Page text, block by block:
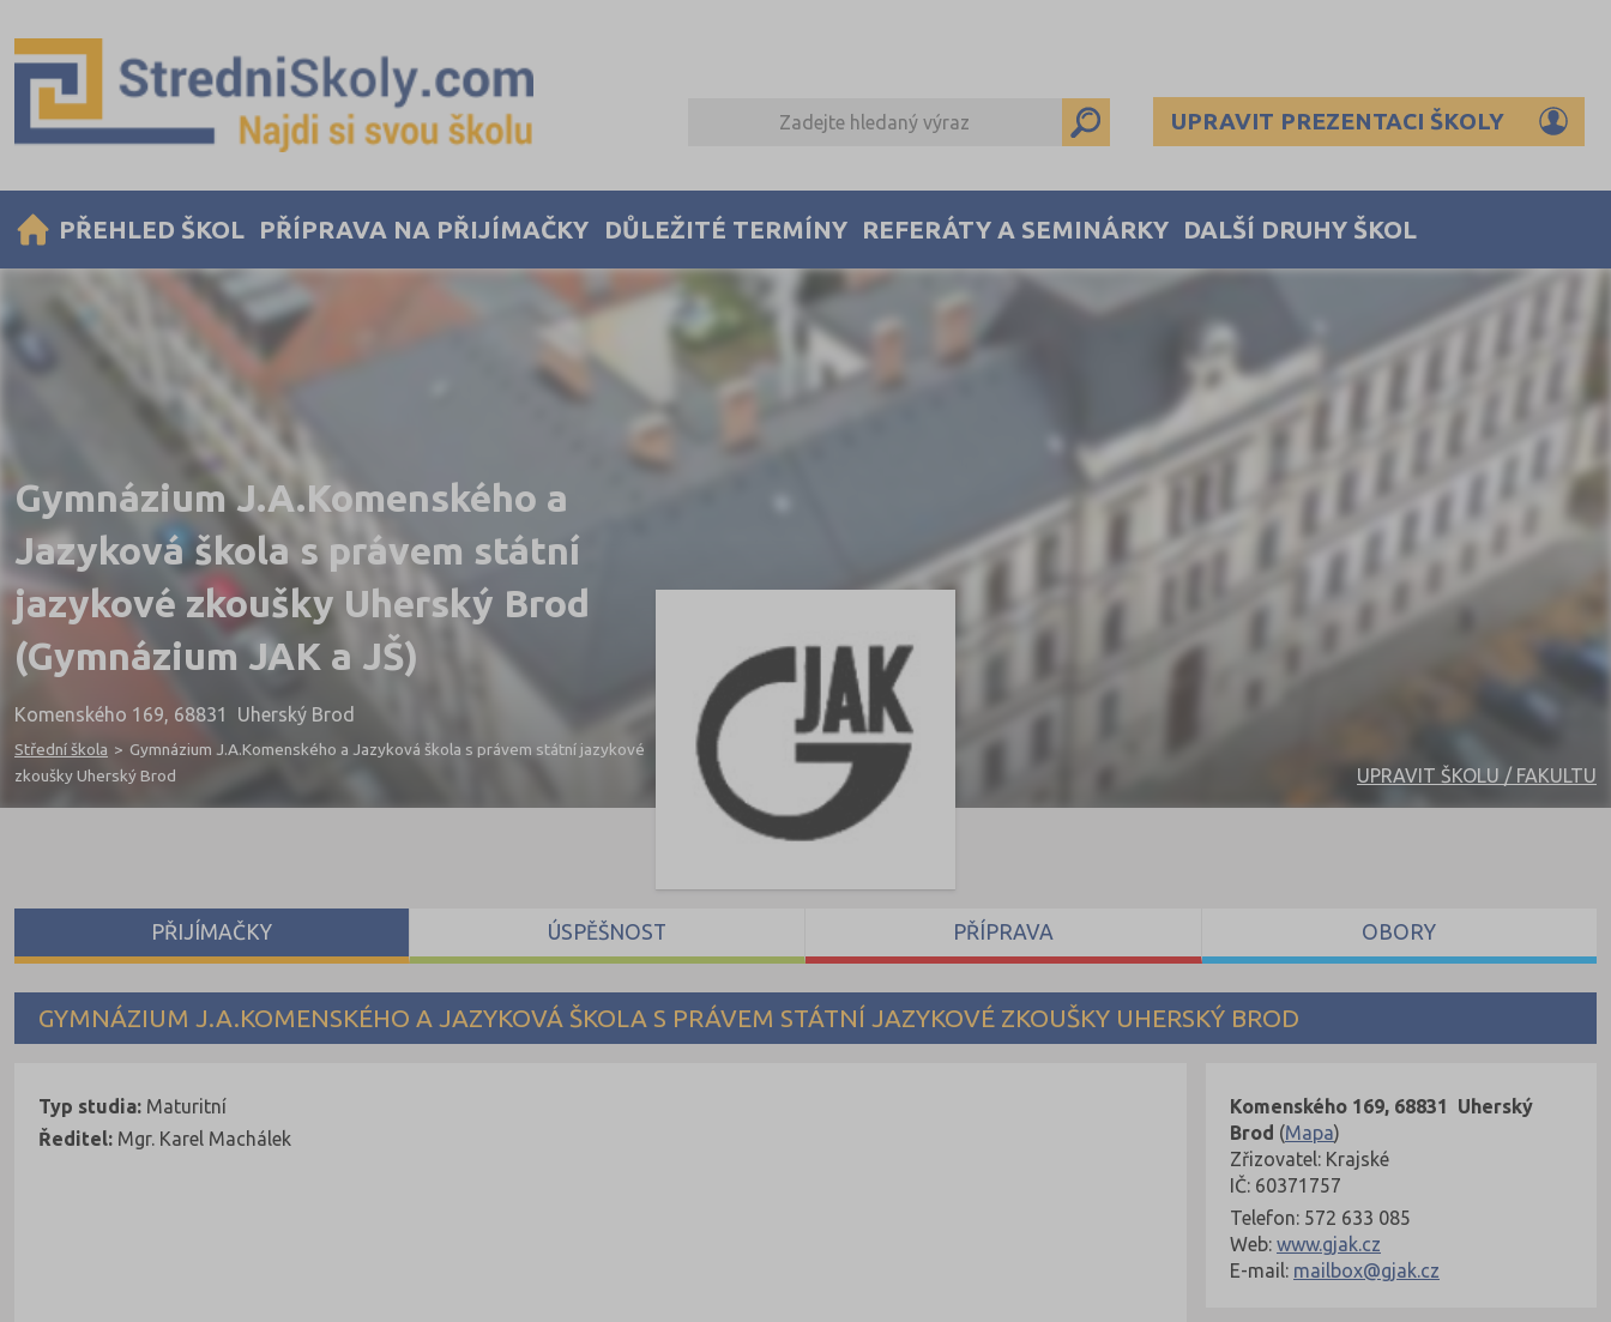
UPRAVIT PREZENTACI ŠKOLY
PŘEHLED ŠKOL PŘÍPRAVA NA PŘIJÍMAČKY DŮLEŽITÉ TERMÍNY REFERÁTY A SEMINÁRKY DALŠÍ DRUHY ŠKOL
Gymnázium J.A.Komenského a
Jazyková škola s právem státní
jazykové zkoušky Uherský Brod
(Gymnázium JAK a JŠ)
Komenského 169, 68831 Uherský Brod
Střední škola > Gymnázium J.A.Komenského a Jazyková škola s právem státní jazykové
zkoušky Uherský Brod
UPRAVIT ŠKOLU / FAKULTU
GYMNÁZIUM J.A.KOMENSKÉHO A JAZYKOVÁ ŠKOLA S PRÁVEM STÁTNÍ JAZYKOVÉ ZKOUŠKY UHERSKÝ BROD
Komenského 169, 68831 Uherský
Brod (Mapa)
Zřizovatel: Krajské
IČ: 60371757
Telefon: 572 633 085
Web: www.gjak.cz
E-mail: mailbox@gjak.cz
Typ studia: Maturitní
Ředitel: Mgr. Karel Machálek
PŘIJÍMAČKY ÚSPĚŠNOST PŘÍPRAVA OBORY